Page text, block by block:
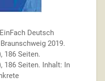
Deutsch
2019.
186 Seiten.
186 Seiten. Inhalt: In